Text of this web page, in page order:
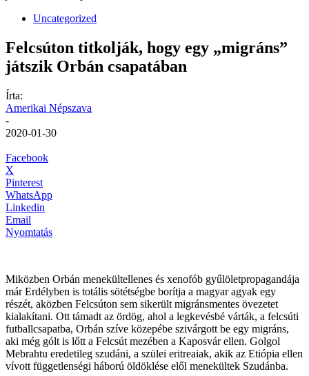
Uncategorized
Felcsúton titkolják, hogy egy „migráns”
játszik Orbán csapatában
Írta:
Amerikai Népszava
-
2020-01-30
Facebook
X
Pinterest
WhatsApp
Linkedin
Email
Nyomtatás
Miközben Orbán menekültellenes és xenofób gyűlöletpropagandája
már Erdélyben is totális sötétségbe borítja a magyar agyak egy
részét, aközben Felcsúton sem sikerült migránsmentes övezetet
kialakítani. Ott támadt az ördög, ahol a legkevésbé várták, a felcsúti
futballcsapatba, Orbán szíve közepébe szivárgott be egy migráns,
aki még gólt is lőtt a Felcsút mezében a Kaposvár ellen. Golgol
Mebrahtu eredetileg szudáni, a szülei eritreaiak, akik az Etiópia ellen
vívott függetlenségi háború öldöklése elől menekültek Szudánba.